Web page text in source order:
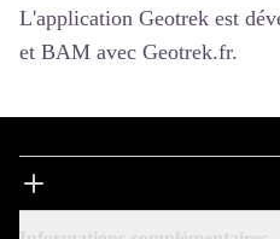
L'application Geotrek est
et BAM avec Geotrek.fr.